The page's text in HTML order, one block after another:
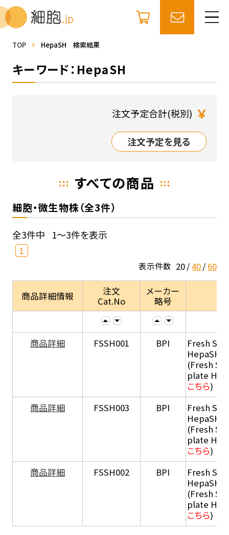
TOP HepaSH 検索結果
キーワード：HepaSH
注文予定合計(税別) ￥
注文予定を見る
すべての商品
細胞・微生物株（全3件）
全3件中 1～3件を表示
1
表示件数 20 40 60
商品詳細情報
注文
Cat.No
メーカー
略号
商品詳細 FSSH001 BPI
Fresh
HepaSH®
(Fresh
plate
こちら)
商品詳細
FSSH003 BPI
Fresh
HepaSH®
(Fresh
plate
こちら)
商品詳細
FSSH002 BPI
Fresh
HepaSH®
(Fresh
plate
こちら)